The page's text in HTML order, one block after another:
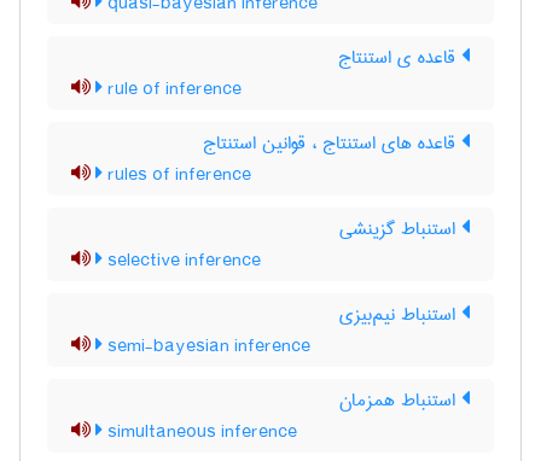
قاعده ی استنتاج
rule of inference
قاعده های استنتاج ، قوانین استنتاج
rules of inference
استنباط گزینشی
selective inference
استنباط نیم‌بیزی
semi-bayesian inference
استنباط همزمان
simultaneous inference